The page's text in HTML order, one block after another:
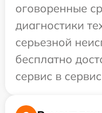
оговоренные
диагностики
серьезной
бесплатно
сервис в